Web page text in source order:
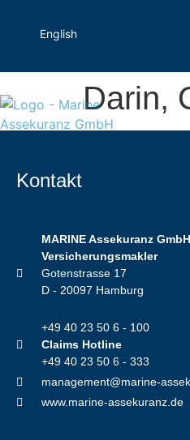
English
Darin,
Kontakt
MARINE Assekuranz GmbH
Versicherungsmakler
Gotenstrasse 17
D - 20097 Hamburg
+49 40 23 50 6 - 100
Claims Hotline
+49 40 23 50 6 - 333
management@marine-
www.marine-assekuranz.de